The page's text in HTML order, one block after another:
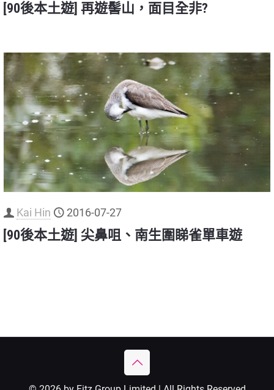
[90後本土遊] 再遊髻山，面目全非?
Kai Hin 2016-07-27
[90後本土遊] 尖鼻咀、南生圍睇雀單車遊